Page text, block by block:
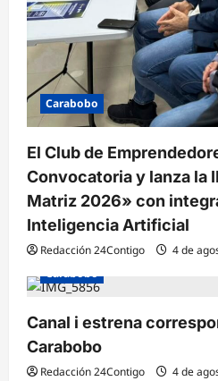
Carabobo
El Club de
Convocatoria y lanza la
Matriz 2026» con
Inteligencia Artificial
Redacción 24Contigo
4 de
Carabobo
Canal i estrena
Carabobo
Redacción 24Contigo 4 de